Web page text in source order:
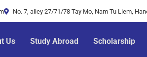
No. 7, alley 27/71/78 Tay Mo, Nam Tu Liem,
Us Study Abroad Scholarship